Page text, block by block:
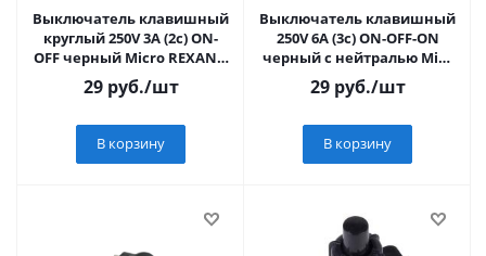
Выключатель клавишный
круглый 250V 3А (2с) ON-
OFF черный Micro REXANT,
36-2510
29руб./шт
В корзину
Выключатель клавишный
250V 6А (3с) ON-OFF-ON
черный с нейтралью Mini
REXANT
29руб./шт
В корзину